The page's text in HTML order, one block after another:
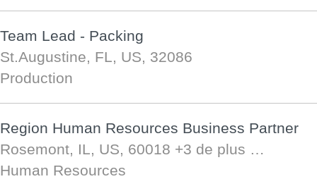
Team Lead - Packing
St.Augustine, FL, US, 32086
Production
Region Human Resources Business Partner
Rosemont, IL, US, 60018 +3 de plus …
Human Resources